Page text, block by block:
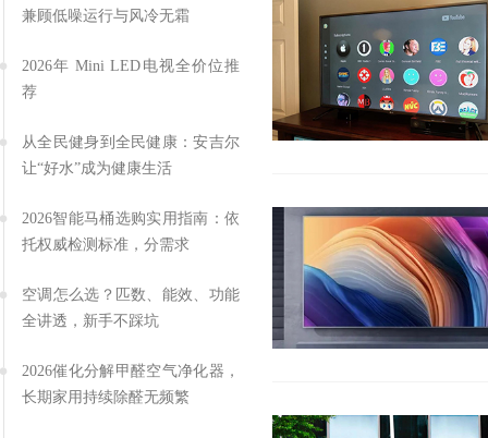
兼顾低噪运行与风冷无霜
2026年 Mini LED电视全价位推
荐
从全民健身到全民健康：安吉尔
让“好水”成为健康生活
2026智能马桶选购实用指南：依
托权威检测标准，分需求
空调怎么选？匹数、能效、功能
全讲透，新手不踩坑
2026催化分解甲醛空气净化器，
长期家用持续除醛无频繁